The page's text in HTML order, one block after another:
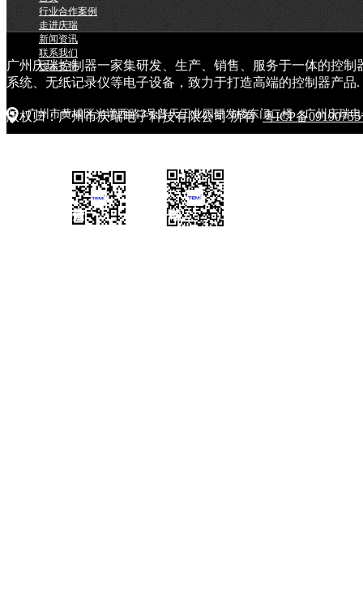
行业合作案例
走进庆瑞
新闻资讯
联系我们
技术支持
广州市黄埔区光谱西路3号普天工业园研发楼东门二楼（广州庆瑞
广州庆瑞控制器一家集研发、生产、销售、服务于一体的控
系统、无纸记录仪等电子设备，致力于打造高端的控制器产品.
版权归：广州市庆瑞电子科技有限公司 所有粤ICP备